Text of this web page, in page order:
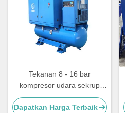
Tekanan 8 - 16 bar
kompresor udara sekrup
terintegrasi dengan
konfigurasi portabel
Dapatkan Harga Terbaik